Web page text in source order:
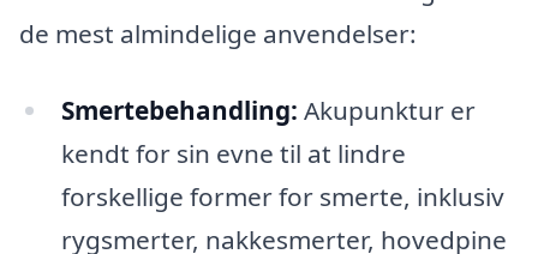
de mest almindelige anvendelser:
Smertebehandling: Akupunktur er
kendt for sin evne til at lindre
forskellige former for smerte, inklusiv
rygsmerter, nakkesmerter, hovedpine